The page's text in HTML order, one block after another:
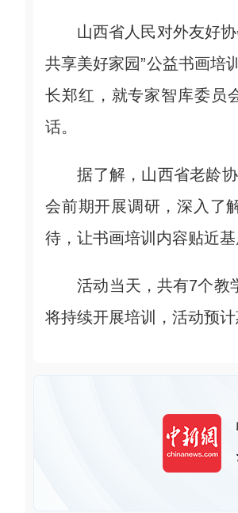
山西省人民对外友好协
共享美好家园”公益书画培
长郑红，就专家智库委员
话。
据了解，山西省老龄协
会前期开展调研，深入了
待，让书画培训内容贴近基
活动当天，共有7个教学
将持续开展培训，活动预